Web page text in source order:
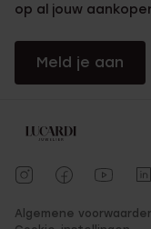
op al jouw
Meld je aan
Algemene